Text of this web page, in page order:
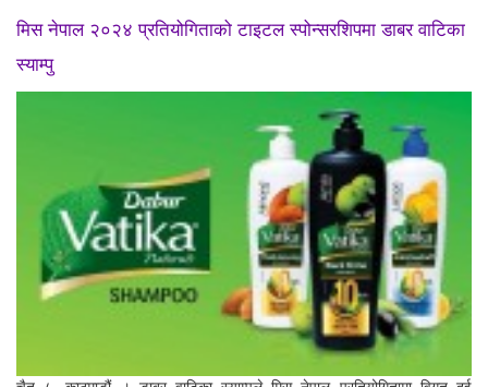
मिस नेपाल २०२४ प्रतियोगिताको टाइटल स्पोन्सरशिपमा डाबर वाटिका
स्याम्पु